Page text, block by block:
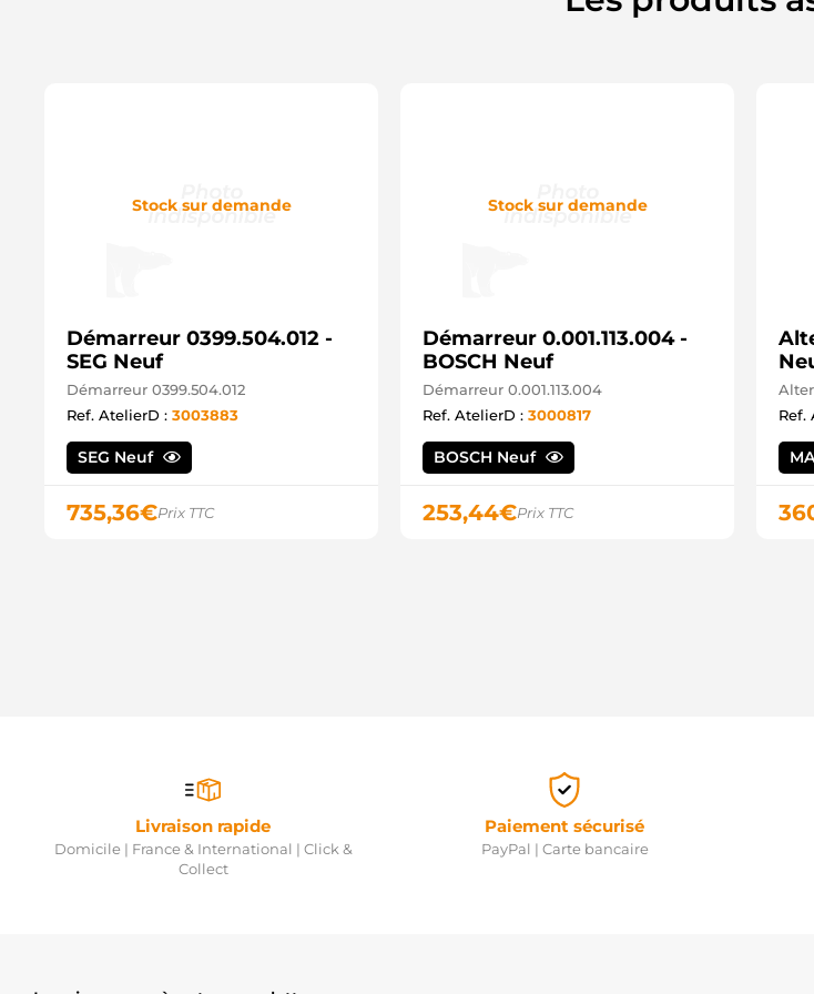
Stock sur demande
Démarreur 0399.504.012 -
SEG Neuf
Démarreur 0399.504.012
Ref. AtelierD : 3003883
SEG Neuf
735,36€Prix TTC
Stock sur demande
Démarreur 0.001.113.004 -
BOSCH Neuf
Démarreur 0.001.113.004
Ref. AtelierD : 3000817
BOSCH Neuf
253,44€Prix TTC
Ref.
Livraison rapide
Domicile | France & International | Click &
Collect
Paiement sécurisé
PayPal | Carte bancaire